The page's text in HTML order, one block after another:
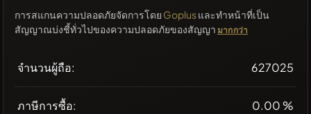
การสแกนความปลอดภัยจัดการโดย Goplusและทำหน้าที่เป็น
สัญญาณบ่งชี้ทั่วไปของความปลอดภัยของสัญญา มากกว่า
จำนวนผู้ถือ: 627025
ภาษีการซื้อ: 0.00 %